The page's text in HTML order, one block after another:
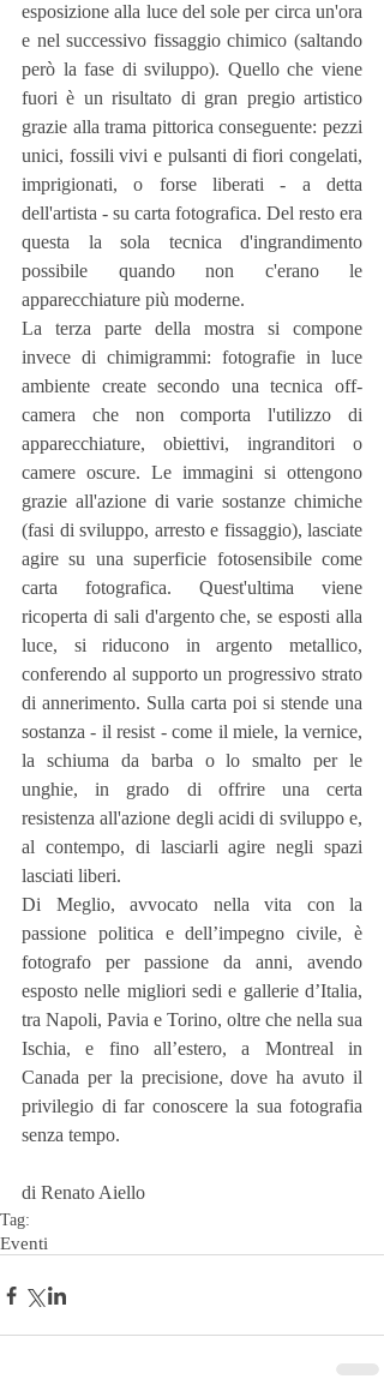
esposizione alla luce del sole per circa un'ora
e nel successivo fissaggio chimico (saltando
però la fase di sviluppo). Quello che viene
fuori è un risultato di gran pregio artistico
grazie alla trama pittorica conseguente: pezzi
unici, fossili vivi e pulsanti di fiori congelati,
imprigionati, o forse liberati - a detta
dell'artista - su carta fotografica. Del resto era
questa la sola tecnica d'ingrandimento
possibile quando non c'erano le
apparecchiature più moderne.
La terza parte della mostra si compone
invece di chimigrammi: fotografie in luce
ambiente create secondo una tecnica off-
camera che non comporta l'utilizzo di
apparecchiature, obiettivi, ingranditori o
camere oscure. Le immagini si ottengono
grazie all'azione di varie sostanze chimiche
(fasi di sviluppo, arresto e fissaggio), lasciate
agire su una superficie fotosensibile come
carta fotografica. Quest'ultima viene
ricoperta di sali d'argento che, se esposti alla
luce, si riducono in argento metallico,
conferendo al supporto un progressivo strato
di annerimento. Sulla carta poi si stende una
sostanza - il resist - come il miele, la vernice,
la schiuma da barba o lo smalto per le
unghie, in grado di offrire una certa
resistenza all'azione degli acidi di sviluppo e,
al contempo, di lasciarli agire negli spazi
lasciati liberi.
Di Meglio, avvocato nella vita con la
passione politica e dell’impegno civile, è
fotografo per passione da anni, avendo
esposto nelle migliori sedi e gallerie d’Italia,
tra Napoli, Pavia e Torino, oltre che nella sua
Ischia, e fino all’estero, a Montreal in
Canada per la precisione, dove ha avuto il
privilegio di far conoscere la sua fotografia
senza tempo.
di Renato Aiello
Tag:
Eventi